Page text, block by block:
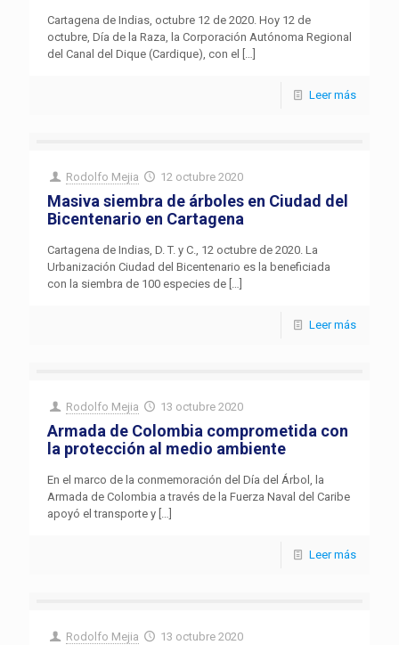
Cartagena de Indias, octubre 12 de 2020. Hoy 12 de
octubre, Día de la Raza, la Corporación Autónoma Regional
del Canal del Dique (Cardique), con el
[…]
Leer más
Rodolfo Mejia 12 octubre 2020
Masiva siembra de árboles en Ciudad del
Bicentenario en Cartagena
Cartagena de Indias, D. T. y C., 12 octubre de 2020. La
Urbanización Ciudad del Bicentenario es la beneficiada
con la siembra de 100 especies de […]
Leer más
Rodolfo Mejia 13 octubre 2020
Armada de Colombia comprometida con
la protección al medio ambiente
En el marco de la conmemoración del Día del Árbol, la
Armada de Colombia a través de la Fuerza Naval del Caribe
apoyó el transporte y […]
Leer más
Rodolfo Mejia 13 octubre 2020